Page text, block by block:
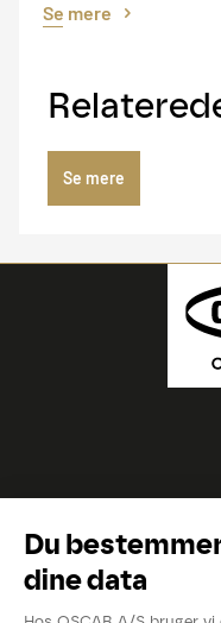
Se mere
Se mere